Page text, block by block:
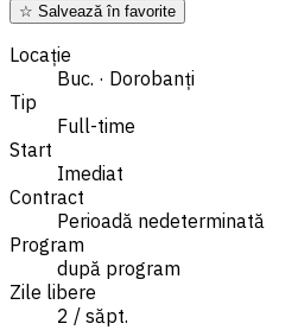
☆ Salvează în favorite
Locație
Buc. · Dorobanți
Tip
Full-time
Start
Imediat
Contract
Perioadă nedeterminată
Program
după program
Zile libere
2 / săpt.